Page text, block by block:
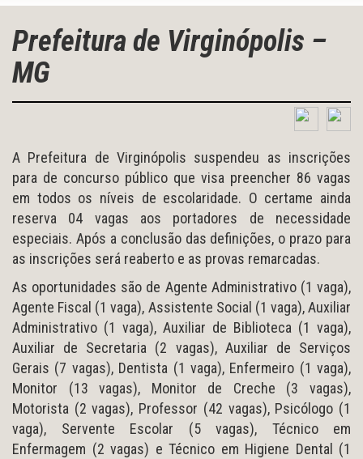
Prefeitura de Virginópolis –
MG
A Prefeitura de Virginópolis suspendeu as inscrições
para de concurso público que visa preencher 86 vagas
em todos os níveis de escolaridade. O certame ainda
reserva 04 vagas aos portadores de necessidade
especiais. Após a conclusão das definições, o prazo para
as inscrições será reaberto e as provas remarcadas.
As oportunidades são de Agente Administrativo (1 vaga),
Agente Fiscal (1 vaga), Assistente Social (1 vaga), Auxiliar
Administrativo (1 vaga), Auxiliar de Biblioteca (1 vaga),
Auxiliar de Secretaria (2 vagas), Auxiliar de Serviços
Gerais (7 vagas), Dentista (1 vaga), Enfermeiro (1 vaga),
Monitor (13 vagas), Monitor de Creche (3 vagas),
Motorista (2 vagas), Professor (42 vagas), Psicólogo (1
vaga), Servente Escolar (5 vagas), Técnico em
Enfermagem (2 vagas) e Técnico em Higiene Dental (1